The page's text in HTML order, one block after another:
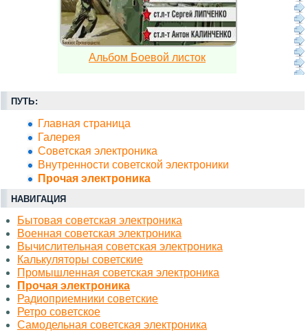
Альбом Боевой листок
ПУТЬ:
Главная страница
Галерея
Советская электроника
Внутренности советской электроники
Прочая электроника
НАВИГАЦИЯ
Бытовая советская электроника
Военная советская электроника
Вычислительная советская электроника
Калькуляторы советские
Промышленная советская электроника
Прочая электроника
Радиоприемники советские
Ретро советское
Самодельная советская электроника